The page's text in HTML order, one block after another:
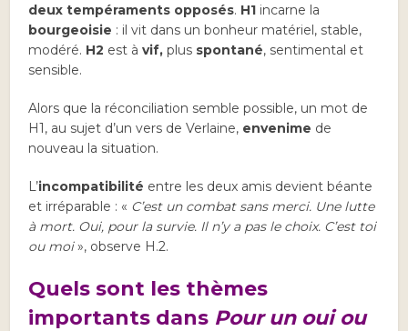
deux tempéraments opposés. H1 incarne la
bourgeoisie : il vit dans un bonheur matériel, stable,
modéré. H2 est àvif, plus spontané, sentimental et
sensible.
Alors que la réconciliation semble possible, un mot de
H1, au sujet d’un vers de Verlaine, envenime de
nouveau la situation.
L’incompatibilité entre les deux amis devient béante
et irréparable : « C’est un combat sans merci. Une lutte
à mort. Oui, pour la survie. Il n’y a pas le choix. C’est toi
ou moi», observe H.2.
Quels sont les thèmes
importants dans Pour un oui ou